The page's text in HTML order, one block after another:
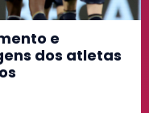
e
dos atletas